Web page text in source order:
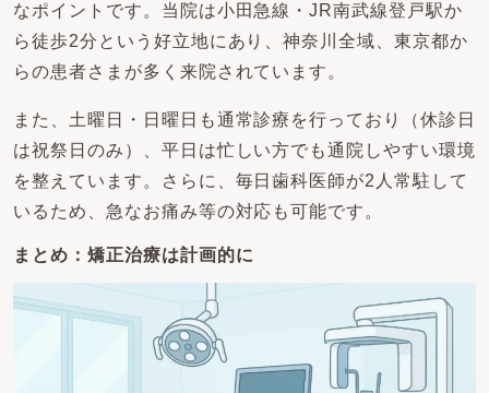
なポイントです。当院は小田急線・JR南武線登戸駅か
ら徒歩2分という好立地にあり、神奈川全域、東京都か
らの患者さまが多く来院されています。
また、土曜日・日曜日も通常診療を行っており（休診日
は祝祭日のみ）、平日は忙しい方でも通院しやすい環境
を整えています。さらに、毎日歯科医師が2人常駐して
いるため、急なお痛み等の対応も可能です。
まとめ：矯正治療は計画的に